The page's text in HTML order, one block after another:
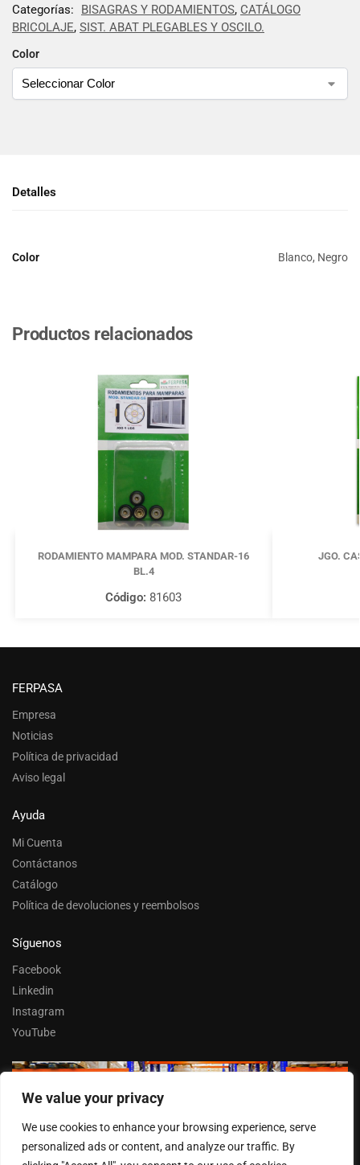
We value your privacy
We use cookies to enhance your browsing experience, serve
personalized ads or content, and analyze our traffic. By
Color
Categorías:
BISAGRAS Y RODAMIENTOS, CATÁLOGO
BRICOLAJE, SIST. ABAT PLEGABLES Y OSCILO.
Detalles
Color Blanco, Negro
Productos relacionados
RODAMIENTO MAMPARA MOD. STANDAR-16
BL.4
Código: 81603
JGO.
FERPASA
Empresa
Noticias
Política de privacidad
Aviso legal
Ayuda
Mi Cuenta
Contáctanos
Catálogo
Política de devoluciones y reembolsos
Síguenos
Facebook
Linkedin
Instagram
YouTube
Trabaja con nosotros
Entrar